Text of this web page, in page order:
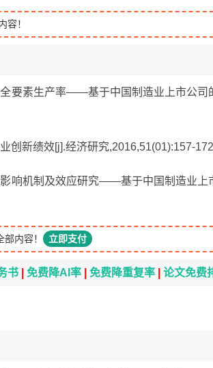
容！
要素生产率——基于中国制造业上市公司
创新绩效[j].经济研究,2016,51(01):157-
响机制及效应研究——基于中国制造业上
内容！ 立即支付
书 免费降AI率 免费降重复率 论文免费